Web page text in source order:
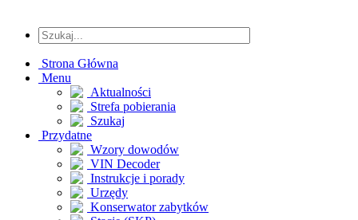
Strona Główna
Menu
Aktualności
Strefa pobierania
Szukaj
Przydatne
Wzory dowodów
VIN Decoder
Instrukcje i porady
Urzędy
Konserwator zabytków